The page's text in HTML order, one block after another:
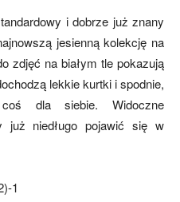
i dobrze już znany
jesienną kolekcję na
zdjęć na białym tle pokazują
lekkie kurtki i spodnie,
dla siebie. Widoczne
już niedługo pojawić się w